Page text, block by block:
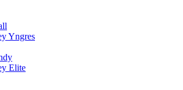
Yngres
Elite